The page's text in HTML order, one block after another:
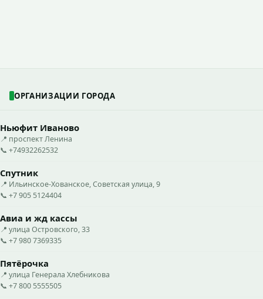
ОРГАНИЗАЦИИ ГОРОДА
Ньюфит Иваново
📍 проспект Ленина
📞 +74932262532
Спутник
📍 Ильинское-Хованское, Советская улица, 9
📞 +7 905 5124404
Авиа и жд кассы
📍 улица Островского, 33
📞 +7 980 7369335
Пятёрочка
📍 улица Генерала Хлебникова
📞 +7 800 5555505